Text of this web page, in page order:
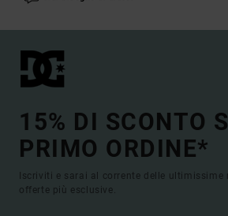
15% DI SCONTO
PRIMO ORDINE*
Iscriviti e sarai al corrente delle ultimissime
offerte più esclusive.